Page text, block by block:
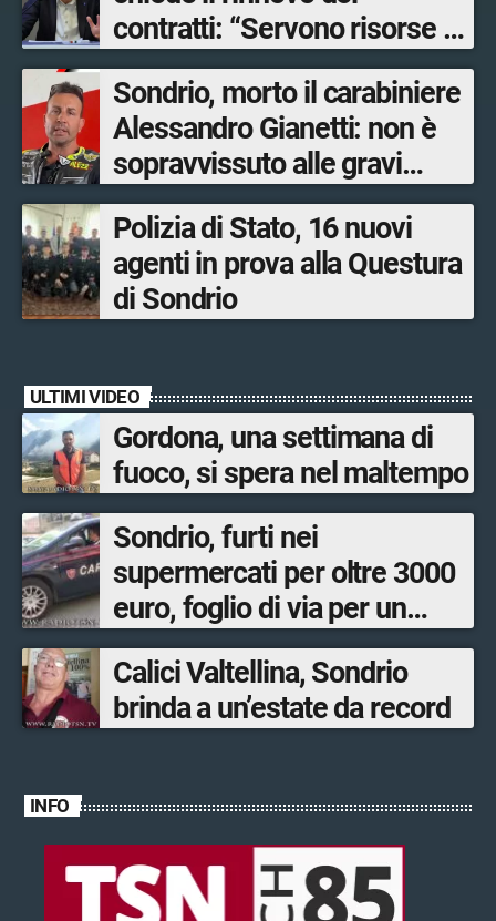
contratti: “Servono risorse e
salari adeguati”
Sondrio, morto il carabiniere
Alessandro Gianetti: non è
sopravvissuto alle gravi
ustioni
Polizia di Stato, 16 nuovi
agenti in prova alla Questura
di Sondrio
ULTIMI VIDEO
Gordona, una settimana di
fuoco, si spera nel maltempo
Sondrio, furti nei
supermercati per oltre 3000
euro, foglio di via per un
ventinovenne
Calici Valtellina, Sondrio
brinda a un’estate da record
INFO